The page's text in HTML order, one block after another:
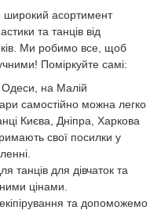
широкий асортимент
та танців від
Ми робимо все, щоб
Поміркуйте самі:
Одеси, на Малій
самостійно можна легко
Києва, Дніпра, Харкова
свої посилки у
танців для дівчаток та
цінами.
та допоможемо